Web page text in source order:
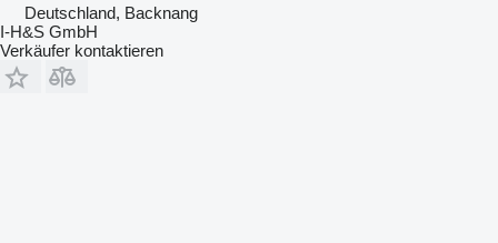
Deutschland, Backnang
I-H&S GmbH
Verkäufer kontaktieren